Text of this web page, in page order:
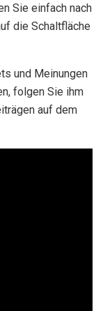
Sie einfach nach
die Schaltfläche
und Meinungen
folgen Sie ihm
auf dem